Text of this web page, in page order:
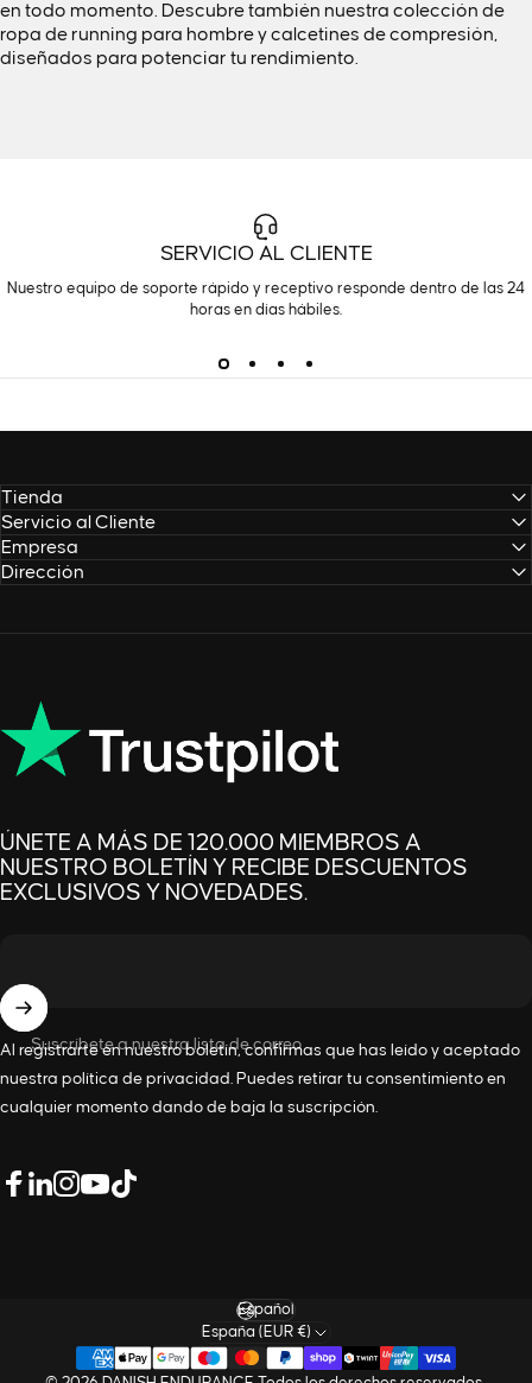
en todo momento. Descubre también nuestra colección de
ropa de running para hombreycalcetines de compresión,
diseñados para potenciar tu rendimiento.
SERVICIO AL CLIENTE
Nuestro equipo de soporte rápido y receptivo responde dentro de las 24
horas en días hábiles.
Tienda
Servicio al Cliente
Empresa
Dirección
ÚNETE A MÁS DE 120.000 MIEMBROS A
NUESTRO BOLETÍN Y RECIBE DESCUENTOS
EXCLUSIVOS Y NOVEDADES.
Suscríbete a nuestra lista de correo
Al registrarte en nuestro boletín, confirmas que has leído y aceptado
nuestra política de privacidad. Puedes retirar tu consentimiento en
cualquier momento dando de baja la suscripción.
Idioma
España (EUR €)